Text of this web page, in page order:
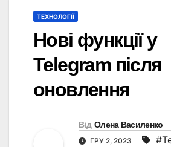
ТЕХНОЛОГІЇ
Нові функції у
Telegram після
оновлення
Від Олена Василенко
ГРУ 2, 2023